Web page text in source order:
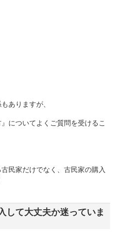
ありますが、
についてよくご質問を受けるこ
民家だけでなく、古民家の購入
して大丈夫か迷っていま